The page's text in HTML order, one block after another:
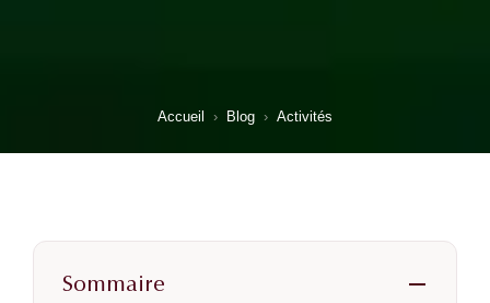
Accueil › Blog › Activités
Sommaire